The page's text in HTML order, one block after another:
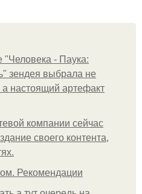
- Паука:
зендея выбрала не
настоящий артефакт
компании сейчас
своего контента,
Рекомендации